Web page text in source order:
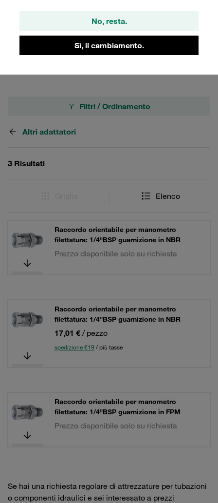
No, resta.
Sì, il cambiamento.
versatilità, i raccordi orientabili per manometro sono ideali
garantendo una connessione sicura e affidabile del
manometro.
Filtri / Ordinamento
Altri adattatori
3 Risultati
Elenco
Raccordo orientabile per manometro
filettatura: 1/4"BSP guarnizione in NBR
Prezzo disponibile solo su richiesta
Raccordo orientabile per manometro
filettatura: 1/4"BSP guarnizione in NBR
17,01 € / pezzo
spedizione €19 / più tasse
Raccordo orientabile per manometro
filettatura: 1/4"BSP guarnizione in FPM
Prezzo disponibile solo su richiesta
Se hai una richiesta regolare di attrezzature per tubazioni
o componenti idraulici e sei interessato a prezzi